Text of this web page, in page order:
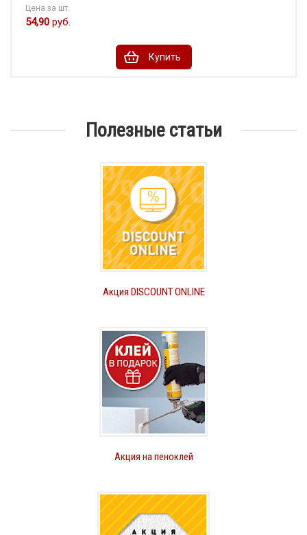
Цена за шт.
54,90 руб.
Купить
Полезные статьи
Акция DISCOUNT ONLINE
Акция на пеноклей